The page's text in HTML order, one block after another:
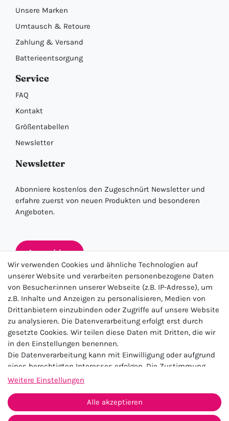
Unsere Marken
Umtausch & Retoure
Zahlung & Versand
Batterieentsorgung
Service
FAQ
Kontakt
Größentabellen
Newsletter
Newsletter
Abonniere kostenlos den Zugeschnürt Newsletter und
erfahre zuerst von neuen Produkten und besonderen
Angeboten.
Anmelden
★★★★★
4.5 / 5.0 (23.143)
Impressum Daten­schutz­erklärung
AGB
Widerrufs­recht
Kontakt
Wir verwenden Cookies und ähnliche Technologien auf
unserer Website und verarbeiten personenbezogene Daten
von Besucher:innen unserer Webseite (z.B. IP-Adresse), um
z.B. Inhalte und Anzeigen zu personalisieren, Medien von
Drittanbietern einzubinden oder Zugriffe auf unsere Website
zu analysieren. Die Datenverarbeitung erfolgt erst durch
gesetzte Cookies. Wir teilen diese Daten mit Dritten, die wir
in den Einstellungen benennen.
Die Datenverarbeitung kann mit Einwilligung oder aufgrund
eines berechtigten Interesses erfolgen. Die Zustimmung
kann erteilt oder abgelehnt werden. Es besteht das Recht,
Zeitpunkt zu ändern oder zu widerrufen. Beachten Sie unser
Impressumund weitere Hinweise zur Verwendung
Weitere Einstellungen
Alle akzeptieren